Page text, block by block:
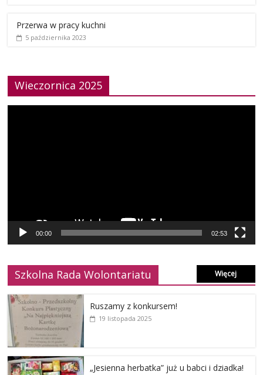
Przerwa w pracy kuchni
5 października 2023
Wieczornica 2025
00:00 02:53
Szkolna Rada Wolontariatu Więcej
Ruszamy z konkursem!
19 listopada 2025
„Jesienna herbatka” już u babci i dziadka!